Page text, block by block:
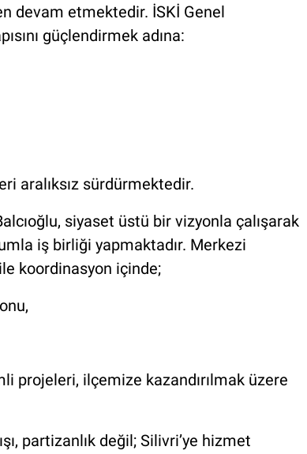
devam etmektedir. İSKİ Genel
güçlendirmek adına:
aralıksız sürdürmektedir.
siyaset üstü bir vizyonla çalışarak
iş birliği yapmaktadır. Merkezi
koordinasyon içinde;
projeleri, ilçemize kazandırılmak üzere
partizanlık değil; Silivri’ye hizmet